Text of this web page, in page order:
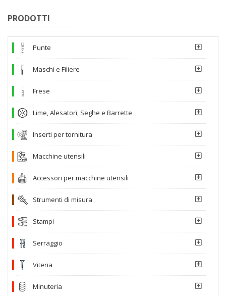
PRODOTTI
Punte
Maschi e Filiere
Frese
Lime, Alesatori, Seghe e Barrette
Inserti per tornitura
Macchine utensili
Accessori per macchine utensili
Strumenti di misura
Stampi
Serraggio
Viteria
Minuteria